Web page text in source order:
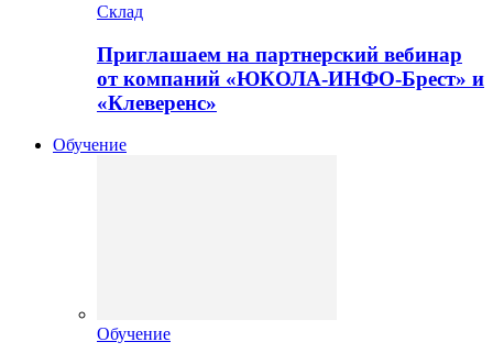
Склад
Приглашаем на партнерский вебинар
от компаний «ЮКОЛА-ИНФО-Брест» и
«Клеверенс»
Обучение
Обучение